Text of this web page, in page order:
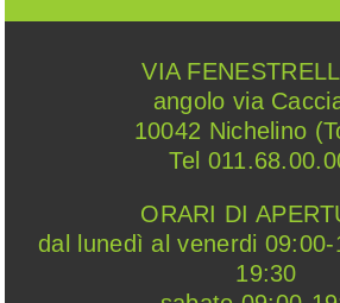
VIA
angolo via
10042 Nichelino
Tel
ORARI DI
dal lunedì al venerdi
19:30